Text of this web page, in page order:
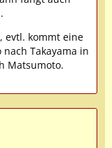
evtl. kommt eine
Takayama in
Matsumoto.